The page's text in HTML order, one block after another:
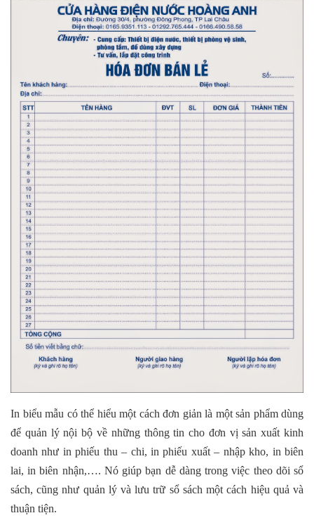
In biểu mẫu có thể hiểu một cách đơn giản là một sản phẩm dùng
để quản lý nội bộ về những thông tin cho đơn vị sản xuất kinh
doanh như in phiếu thu – chi, in phiếu xuất – nhập kho, in biên
lai, in biên nhận,…. Nó giúp bạn dễ dàng trong việc theo dõi sổ
sách, cũng như quản lý và lưu trữ sổ sách một cách hiệu quả và
thuận tiện.